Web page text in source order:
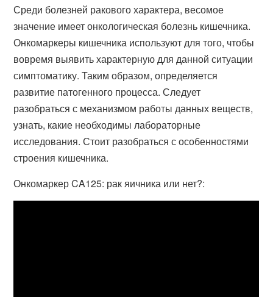
Среди болезней ракового характера, весомое
значение имеет онкологическая болезнь кишечника.
Онкомаркеры кишечника используют для того, чтобы
вовремя выявить характерную для данной ситуации
симптоматику. Таким образом, определяется
развитие патогенного процесса. Следует
разобраться с механизмом работы данных веществ,
узнать, какие необходимы лабораторные
исследования. Стоит разобраться с особенностями
строения кишечника.
Онкомаркер CA125: рак яичника или нет?: